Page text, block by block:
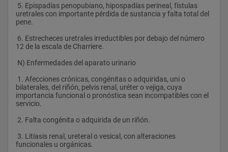
uretrales con importante pérdida de sustancia y falta total del
pene.
12 de la escala de Charriere.
N) Enfermedades del aparato urinario
bilaterales, del riñón, pelvis renal, uréter o vejiga, cuya
importancia funcional o pronóstica sean incompatibles con el
servicio.
2. Falta congénita o adquirida de un riñón.
funcionales u orgánicas.